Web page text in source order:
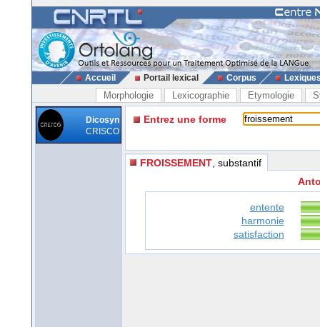
Accueil Portail lexical Corpus
Morphologie Lexicographie Etymologie
Dicosyn
CRISCO
Entrez une forme
FROISSEMENT , substantif
entente
harmonie
satisfaction